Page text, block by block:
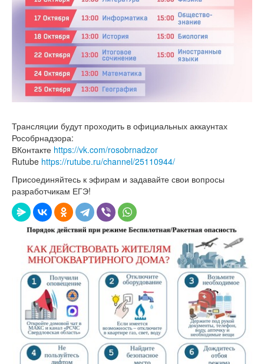
Трансляции будут проходить в официальных аккаунтах
Рособрнадзора:
ВКонтакте https://vk.com/rosobrnadzor
Rutube https://rutube.ru/channel/25110944/
Присоединяйтесь к эфирам и задавайте свои вопросы
разработчикам ЕГЭ!